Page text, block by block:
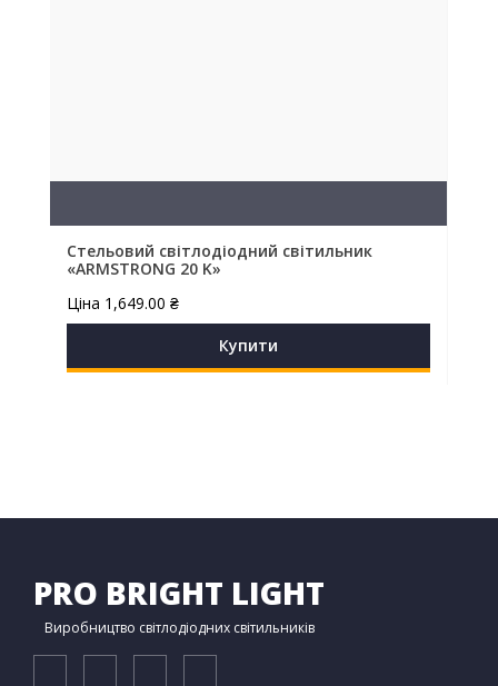
Стельовий світлодіодний світильник
«ARMSTRONG 20 K»
Ціна 1,649.00 ₴
Купити
PRO BRIGHT LIGHT
Виробництво світлодіодних світильників